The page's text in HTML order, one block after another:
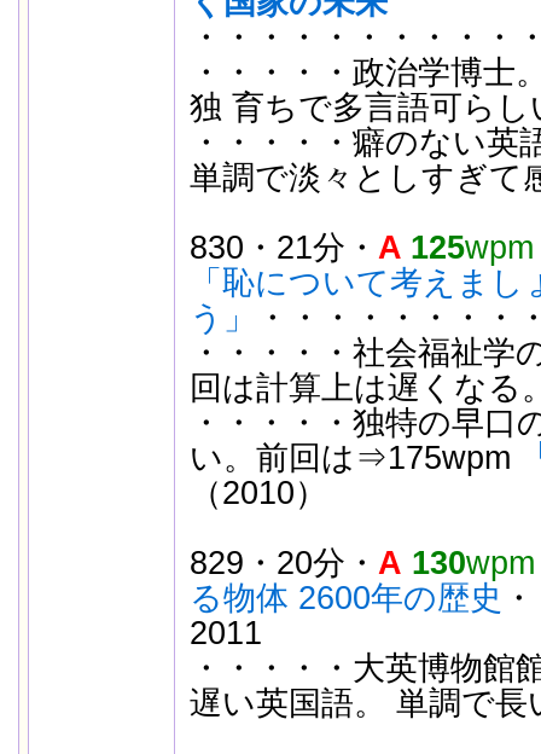
・・・・・・・・・・
・・・・・政治学博士
独 育ちで多言語可らし
・・・・・癖のない英
単調で淡々としすぎて
830・21分・ A 125wpm
「恥について考えまし
う」
・・・・・・・・
・・・・・社会福祉学
回は計算上は遅くなる
・・・・・独特の早口
い。前回は⇒175wpm
（2010）
829・20分・ A 130wpm
る物体 2600年の歴史
2011
・・・・・大英博物館
遅い英国語。 単調で長